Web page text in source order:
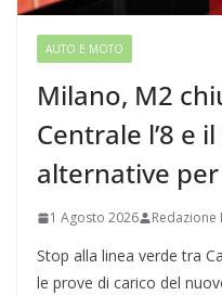
AUTO E MOTO
Milano, M2
Centrale l’8 e
alternative
1 Agosto 2026 Redazione
Stop alla linea verde tra
le prove di carico del